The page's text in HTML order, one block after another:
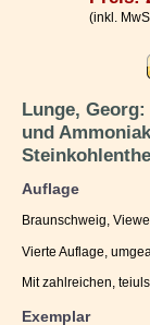
(inkl.
Lunge,
und
Auflage
Braunschweig,
Vierte Auflage,
Mit zahlreichen,
Exemplar